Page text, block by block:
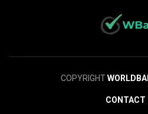
COPYRIGHT
CONTACT